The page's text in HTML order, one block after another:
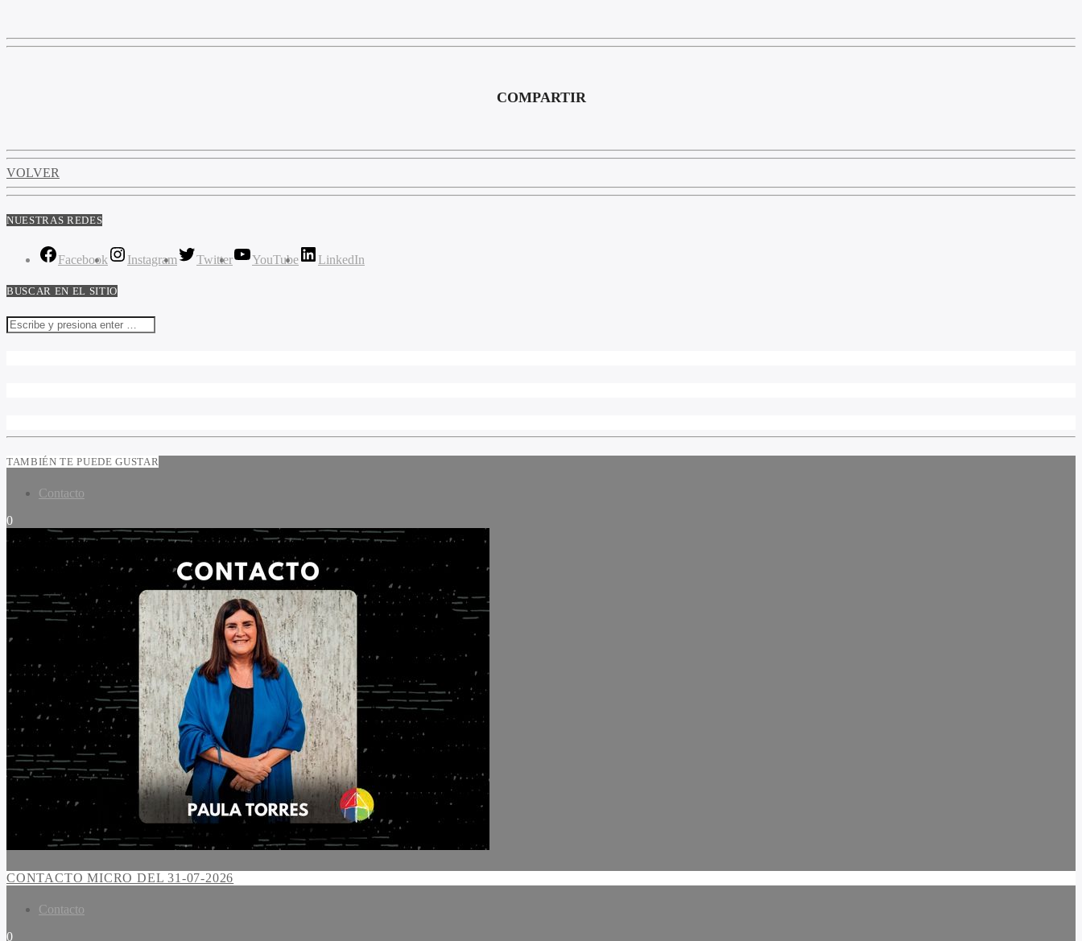
COMPARTIR
VOLVER
NUESTRAS REDES
Facebook Instagram Twitter YouTube LinkedIn
BUSCAR EN EL SITIO
TAMBIÉN TE PUEDE GUSTAR
Contacto
0
CONTACTO MICRO DEL 31-07-2026
Contacto
0